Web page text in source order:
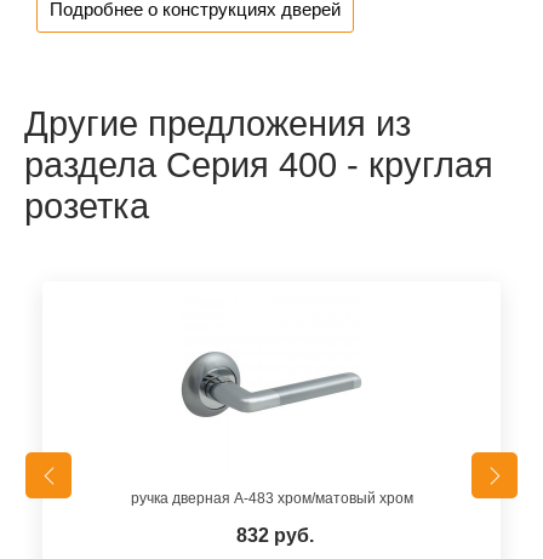
Подробнее о конструкциях дверей
Другие предложения из
раздела Серия 400 - круглая
розетка
ручка дверная A-483 хром/матовый хром
832 руб.